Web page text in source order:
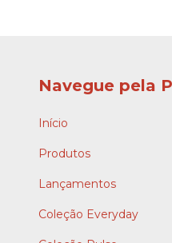
Navegue pela
Início
Produtos
Lançamentos
Coleção Everyday